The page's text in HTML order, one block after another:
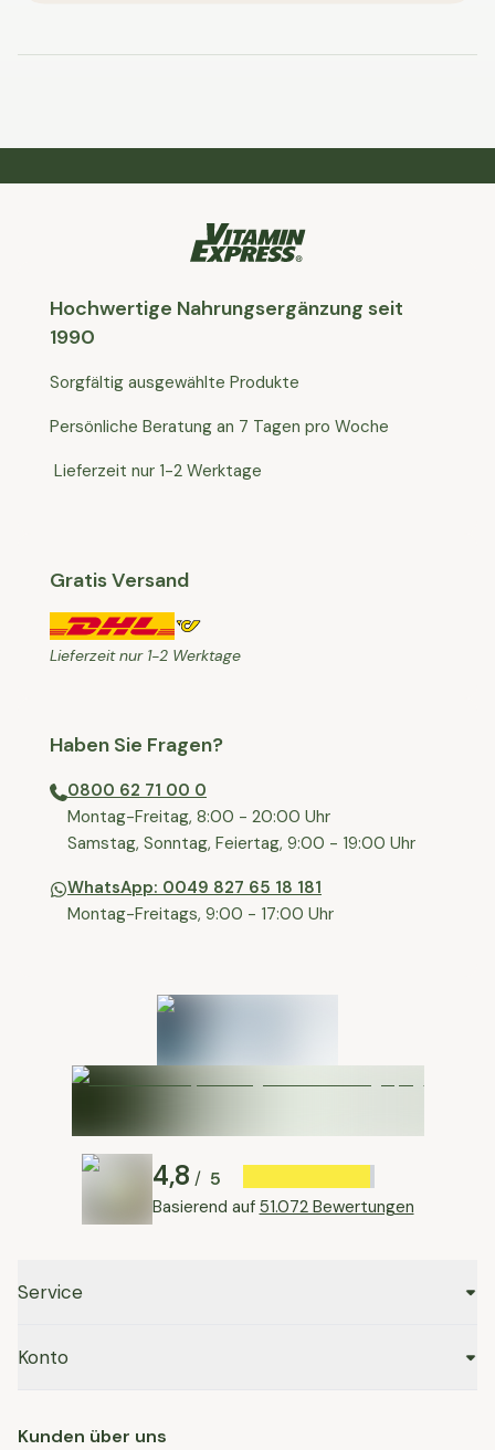
Hochwertige Nahrungsergänzung seit
1990
Sorgfältig ausgewählte Produkte
Persönliche Beratung an 7 Tagen pro Woche
Lieferzeit nur 1-2 Werktage
Gratis Versand
Lieferzeit nur 1-2 Werktage
Haben Sie Fragen?
0800 62 71 00 0
⁠⁠Montag-Freitag, 8:00 - 20:00 Uhr
⁠Samstag, Sonntag, Feiertag, 9:00 - 19:00 Uhr
WhatsApp: 0049 827 65 18 181
Montag-Freitags, 9:00 - 17:00 Uhr
4,8 / 5
Basierend auf 51.072 Bewertungen
Service
Konto
Kunden über uns